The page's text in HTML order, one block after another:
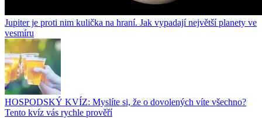
Jupiter je proti nim kulička na hraní. Jak vypadají největší planety ve
vesmíru
HOSPODSKÝ KVÍZ: Myslíte si, že o dovolených víte všechno?
Tento kvíz vás rychle prověří